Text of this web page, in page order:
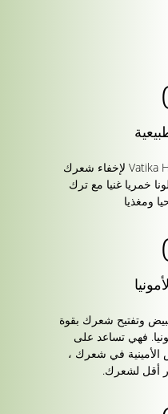
استخدمي Vatika Henna Hair Color لإخفاء شعرك
خمريا غنيا مع ترك
ومغذيا
تبيض وتفتيح شعرك بقوة
فهي تساعد على
الأمينية في شعرك ،
أقل لشعرك.